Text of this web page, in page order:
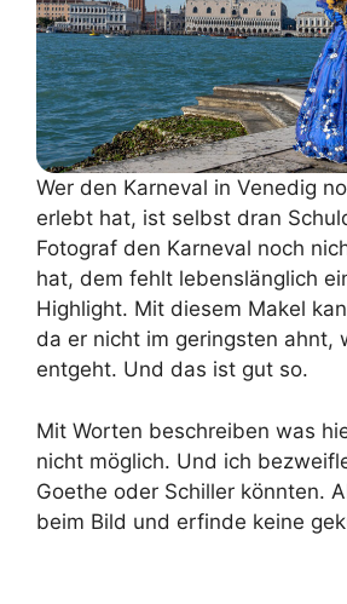
Wer den Karneval in Venedig
erlebt hat, ist selbst dran
Fotograf den Karneval noch
hat, dem fehlt lebenslänglich
Highlight. Mit diesem Makel
da er nicht im geringsten ahnt,
entgeht. Und das ist gut so.
Mit Worten beschreiben was
nicht möglich. Und ich
Goethe oder Schiller könnten.
beim Bild und erfinde keine